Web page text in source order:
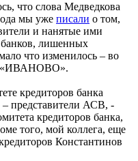
что слова Медведкова
мы уже писали о том,
и нанятые ими
лишенных
что изменилось – во
«ИВАНОВО».
кредиторов банка
представители АСВ, -
кредиторов банка,
того, мой коллега, еще
Константинов